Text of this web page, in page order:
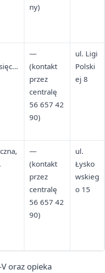
ny)
—
(kontakt
przez
centralę
56 657 42
90)
ul. Ligi
Polski
ej 8
—
(kontakt
przez
centralę
56 657 42
90)
ul.
Łysko
wskieg
o 15
oraz opieka